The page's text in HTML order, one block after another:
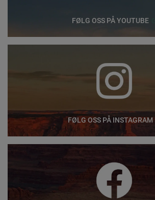
FØLG OSS PÅYOUTUBE(
FØLG OSS PÅ INSTAGRAM(